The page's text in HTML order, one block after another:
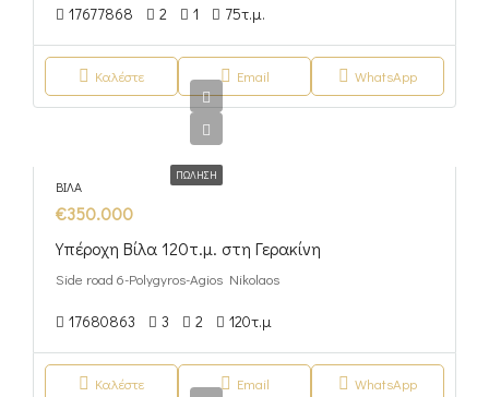
17677868 2 1 75τ.μ.
Καλέστε Email WhatsApp
ΠΏΛΗΣΗ
ΒΊΛΑ
€350.000
Υπέροχη Βίλα 120τ.μ. στη Γερακίνη
Side road 6-Polygyros-Agios Nikolaos
17680863 3 2 120τ.μ
Καλέστε Email WhatsApp